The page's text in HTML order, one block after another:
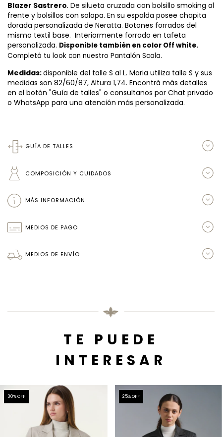
Blazer Sastrero. De silueta cruzada con bolsillo smoking al
frente y bolsillos con solapa. En su espalda posee chapita
dorada personalizada de Neratta. Botones forrados del
mismo textil base. Interiormente forrado en tafeta
personalizada. Disponible también en color Off white.
Completá tu look con nuestro Pantalón Scala.
Medidas:disponible del talle S al L. Maria utiliza talle S y sus
medidas son 82/60/87, Altura 1,74. Encontrá más detalles
en el botón "Guía de talles" o consultanos por Chat privado
o WhatsApp para una atención más personalizada.
GUÍA DE TALLES
COMPOSICIÓN Y CUIDADOS
MÁS INFORMACIÓN
MEDIOS DE PAGO
MEDIOS DE ENVÍO
TE PUEDE
INTERESAR
30% OFF 25% OFF